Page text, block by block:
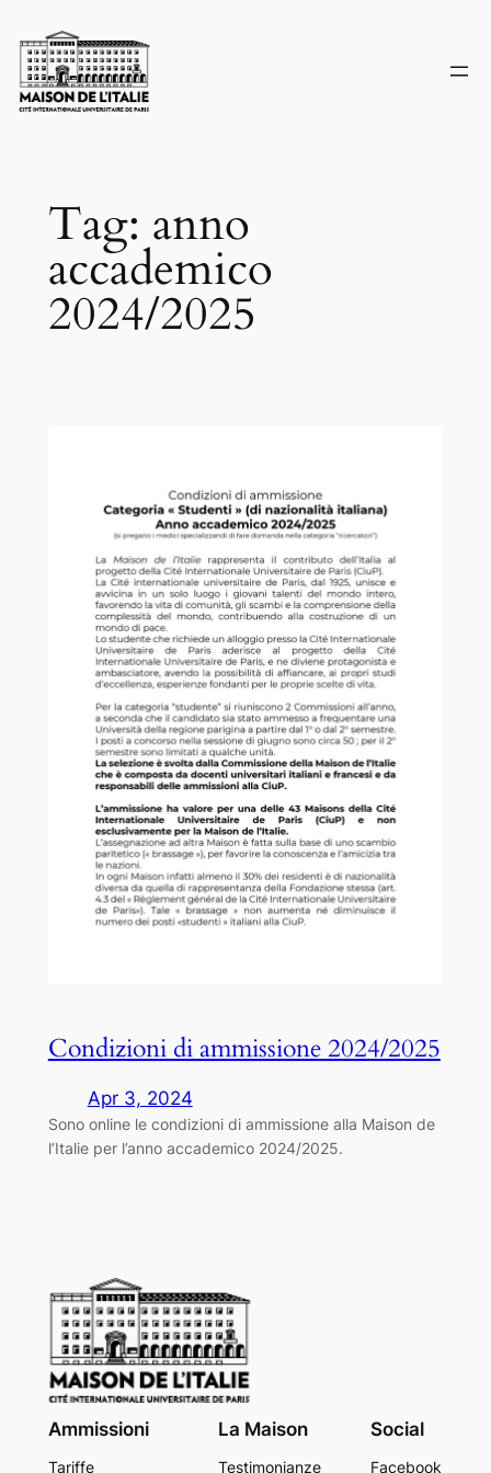
to
content
Tag: anno
accademico
2024/2025
Condizioni di ammissione 2024/2025
Apr 3, 2024
Sono online le condizioni di ammissione alla Maison de
l’Italie per l’anno accademico 2024/2025.
Ammissioni
Tariffe
La Maison
Testimonianze
Social
Facebook